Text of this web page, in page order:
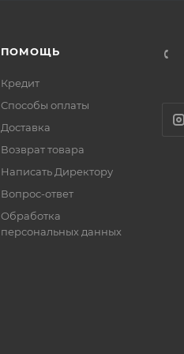
ПОМОЩЬ
Кредит
Способы оплаты
Доставка
Возврат товара
Написать Директору
Вопрос-ответ
Обработка
персональных данных